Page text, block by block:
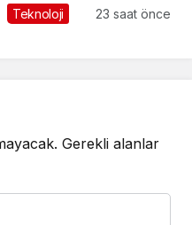
çocuk odalarında
Teknoloji 23 saat önce
Gerekli alanlar